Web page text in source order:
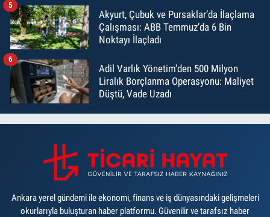
Akyurt, Çubuk ve Pursaklar’da İlaçlama
Çalışması: ABB Temmuz’da 6 Bin
Noktayı İlaçladı
5
Adil Varlık Yönetim’den 500 Milyon
Liralık Borçlanma Operasyonu: Maliyet
Düştü, Vade Uzadı
6
Ankara yerel gündemi ile ekonomi, finans ve iş dünyasındaki gelişmeleri
okurlarıyla buluşturan haber platformu. Güvenilir ve tarafsız haber